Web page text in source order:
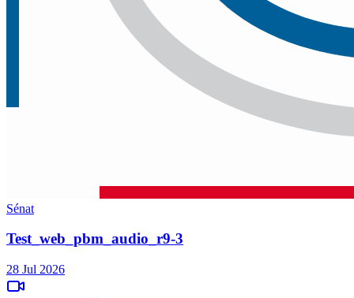
Sénat
Test_web_pbm_audio_r9-3
28 Jul 2026